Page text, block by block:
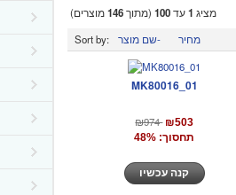
מציג 1עד100(מתוך146מוצרים)
Sort by: שם מוצר- מחיר
MK80016_01
₪974 ₪503
תחסוך: 48%